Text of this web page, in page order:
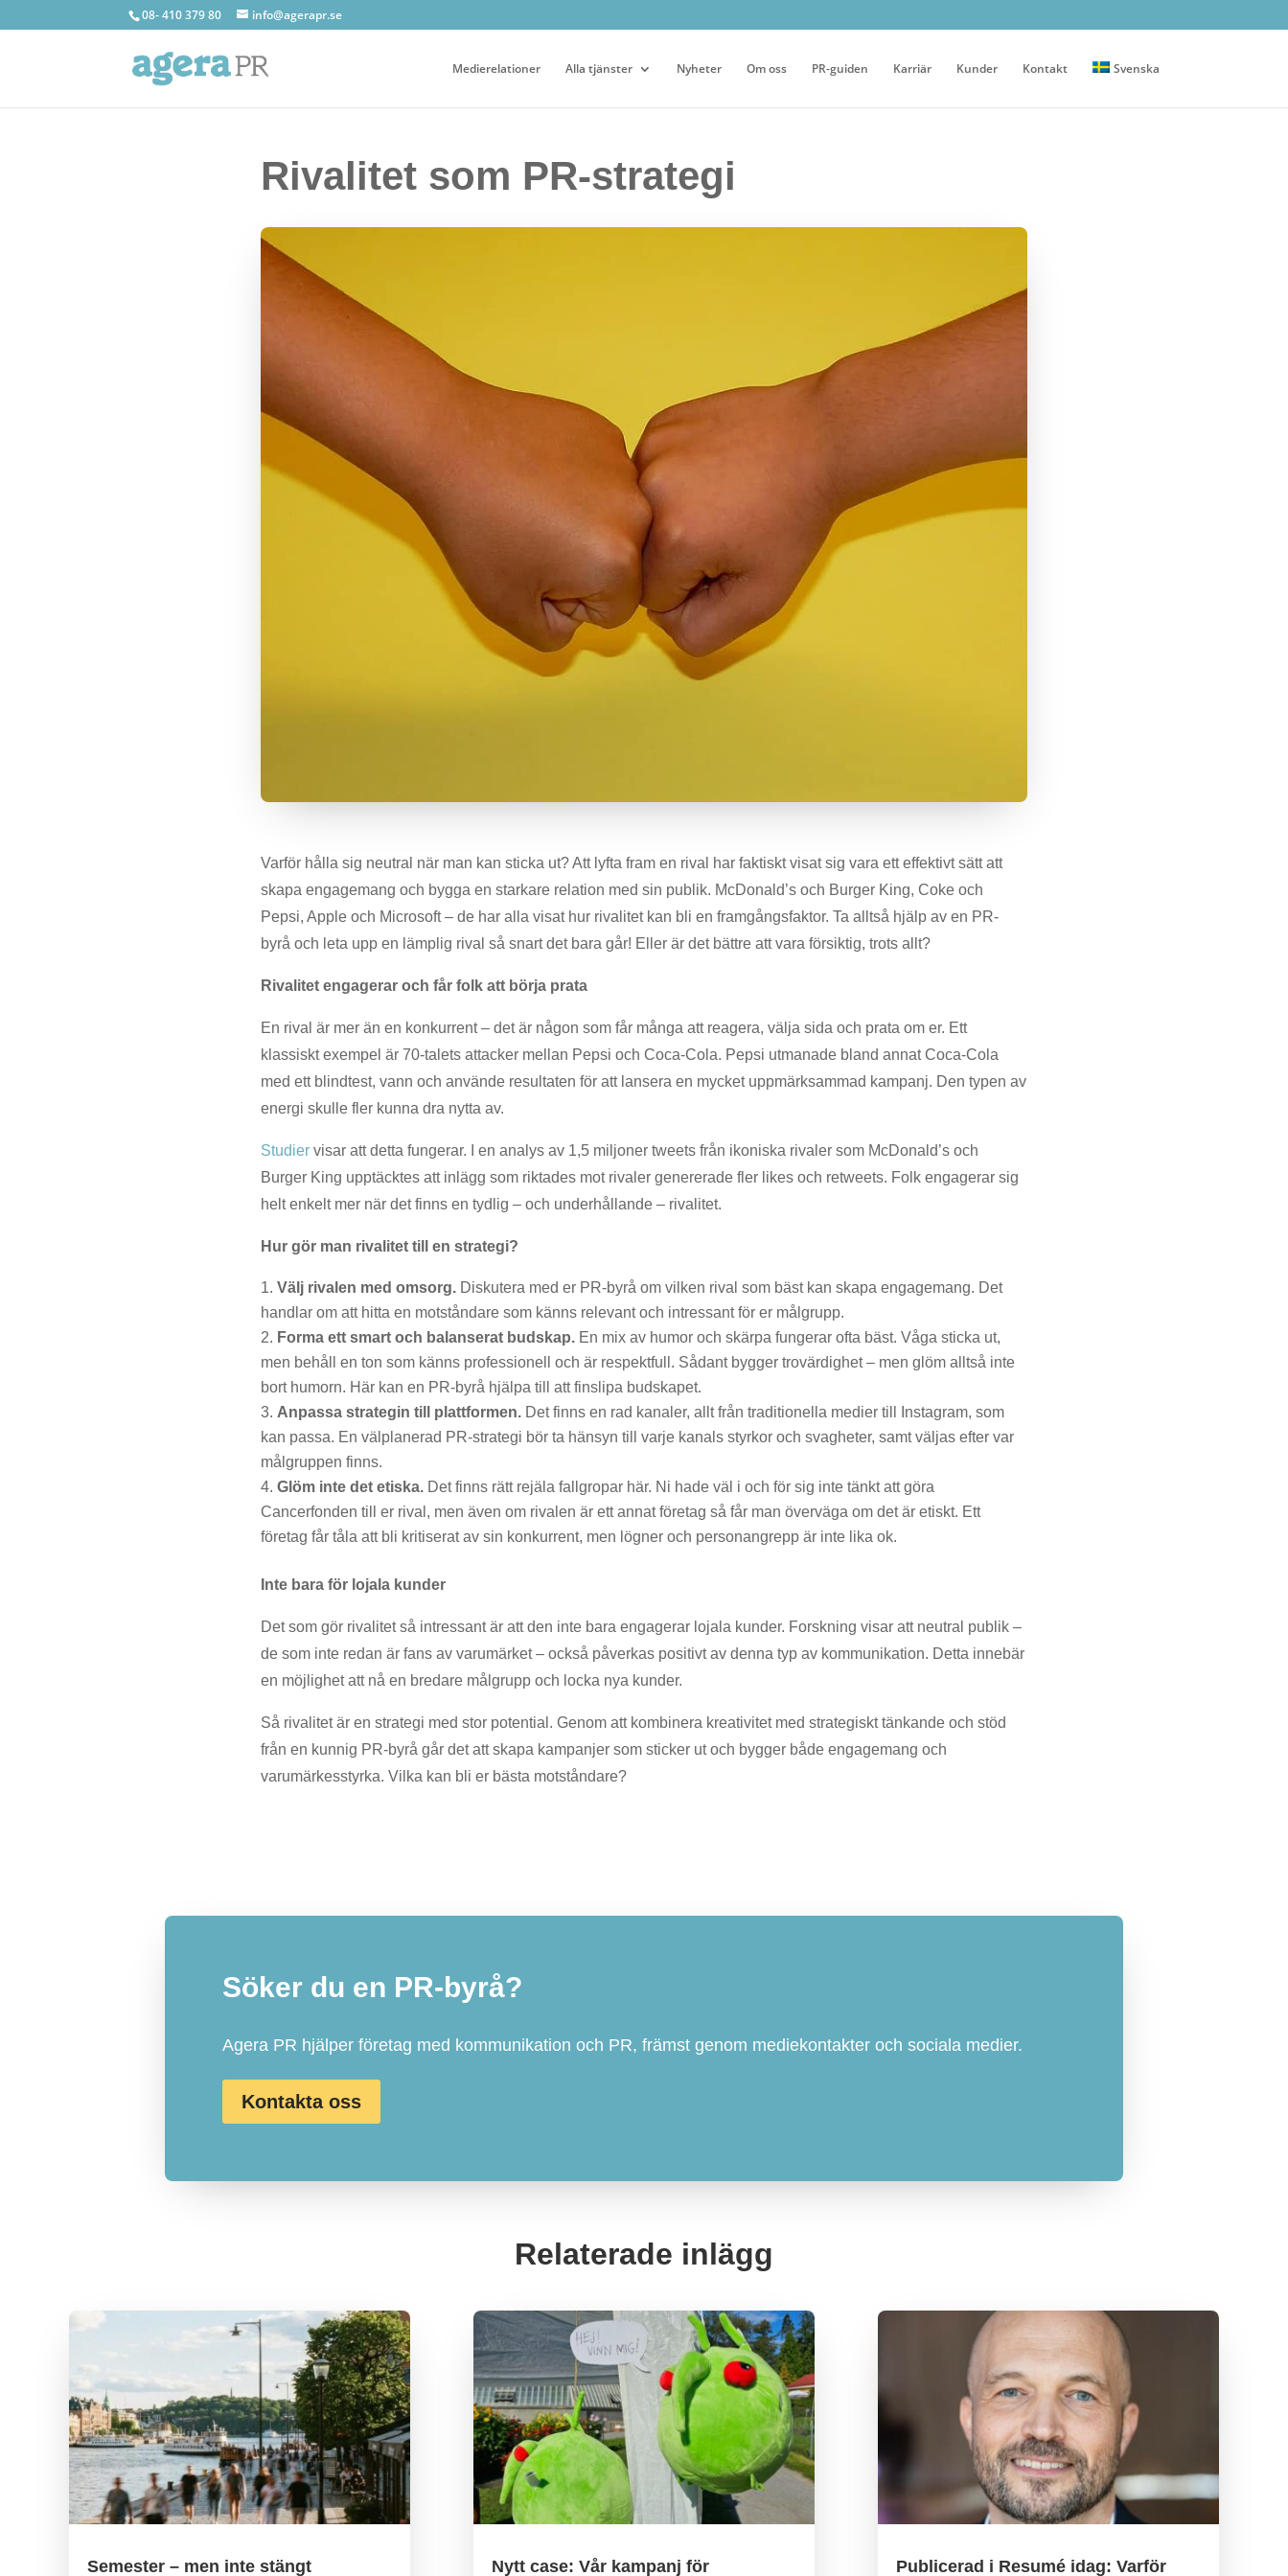
08- 410 379 80 info@agerapr.se
Medierelationer Alla tjänster Nyheter Om oss PR-guiden Karriär Kunder Kontakt Svenska
Rivalitet som PR-strategi
Varför hålla sig neutral när man kan sticka ut? Att lyfta fram en rival har faktiskt visat sig vara ett effektivt sätt att
skapa engagemang och bygga en starkare relation med sin publik. McDonald’s och Burger King, Coke och
Pepsi, Apple och Microsoft – de har alla visat hur rivalitet kan bli en framgångsfaktor. Ta alltså hjälp av en PR-
byrå och leta upp en lämplig rival så snart det bara går! Eller är det bättre att vara försiktig, trots allt?
Rivalitet engagerar och får folk att börja prata
En rival är mer än en konkurrent – det är någon som får många att reagera, välja sida och prata om er. Ett
klassiskt exempel är 70-talets attacker mellan Pepsi och Coca-Cola. Pepsi utmanade bland annat Coca-Cola
med ett blindtest, vann och använde resultaten för att lansera en mycket uppmärksammad kampanj. Den typen av
energi skulle fler kunna dra nytta av.
Studier visar att detta fungerar. I en analys av 1,5 miljoner tweets från ikoniska rivaler som McDonald’s och
Burger King upptäcktes att inlägg som riktades mot rivaler genererade fler likes och retweets. Folk engagerar sig
helt enkelt mer när det finns en tydlig – och underhållande – rivalitet.
Hur gör man rivalitet till en strategi?
Välj rivalen med omsorg. Diskutera med er PR-byrå om vilken rival som bäst kan skapa engagemang. Det
handlar om att hitta en motståndare som känns relevant och intressant för er målgrupp.
Forma ett smart och balanserat budskap. En mix av humor och skärpa fungerar ofta bäst. Våga sticka ut,
men behåll en ton som känns professionell och är respektfull. Sådant bygger trovärdighet – men glöm alltså inte
bort humorn. Här kan en PR-byrå hjälpa till att finslipa budskapet.
Anpassa strategin till plattformen. Det finns en rad kanaler, allt från traditionella medier till Instagram, som
kan passa. En välplanerad PR-strategi bör ta hänsyn till varje kanals styrkor och svagheter, samt väljas efter var
målgruppen finns.
Glöm inte det etiska. Det finns rätt rejäla fallgropar här. Ni hade väl i och för sig inte tänkt att göra
Cancerfonden till er rival, men även om rivalen är ett annat företag så får man överväga om det är etiskt. Ett
företag får tåla att bli kritiserat av sin konkurrent, men lögner och personangrepp är inte lika ok.
Inte bara för lojala kunder
Det som gör rivalitet så intressant är att den inte bara engagerar lojala kunder. Forskning visar att neutral publik –
de som inte redan är fans av varumärket – också påverkas positivt av denna typ av kommunikation. Detta innebär
en möjlighet att nå en bredare målgrupp och locka nya kunder.
Så rivalitet är en strategi med stor potential. Genom att kombinera kreativitet med strategiskt tänkande och stöd
från en kunnig PR-byrå går det att skapa kampanjer som sticker ut och bygger både engagemang och
varumärkesstyrka. Vilka kan bli er bästa motståndare?
Söker du en PR-byrå?
Agera PR hjälper företag med kommunikation och PR, främst genom mediekontakter och sociala medier.
Kontakta oss
Relaterade inlägg
Semester – men inte stängt Nytt case: Vår kampanj för Publicerad i Resumé idag: Varför